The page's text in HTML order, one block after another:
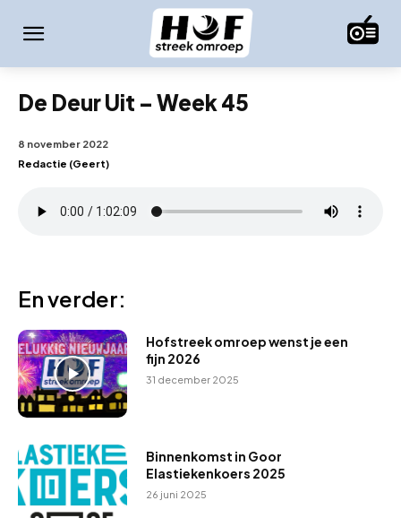
De Deur Uit – Week 45
8 november 2022
Redactie (Geert)
En verder:
Hofstreek omroep wenst je een
fijn 2026
31 december 2025
Binnenkomst in Goor
Elastiekenkoers 2025
26 juni 2025